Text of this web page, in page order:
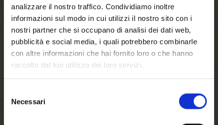
analizzare il nostro traffico. Condividiamo inoltre
informazioni sul modo in cui utilizzi il nostro sito con i
nostri partner che si occupano di analisi dei dati web,
pubblicità e social media, i quali potrebbero combinarle
con altre informazioni che hai fornito loro o che hanno
raccolto dal tuo utilizzo dei loro servizi.
delNecessari
Milch mischen und zugedeckt 15-20 Minuten bei maximal 35
Grad gehen lassen.
Mehl, 100 g Kastanienpüree, Butter, Zucker, Eier,
Vanillezucker, Orangenschale, Rum und Salz mit dem Dampf
mischen.
wirft, dann 15-20 Minuten zudecken.